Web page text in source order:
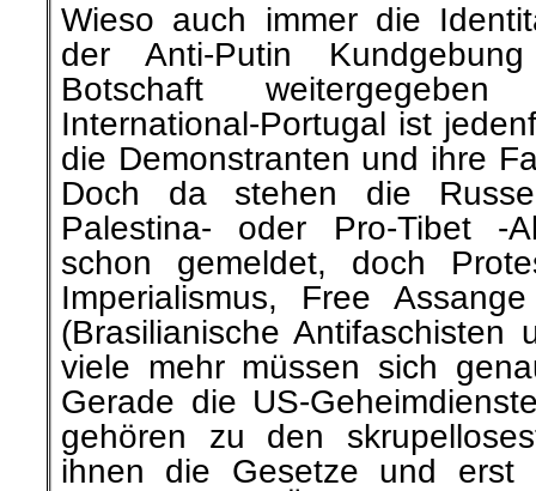
Wieso auch immer die
der Anti-Putin
Botschaft
International-Portugal ist
die Demonstranten und ihre
Doch da stehen die
Palestina- oder Pro-Tibet -
schon gemeldet, doch
Imperialismus, Free
(Brasilianische Antifaschisten
viele mehr müssen sich
Gerade die US-
gehören zu den
ihnen die Gesetze und erst